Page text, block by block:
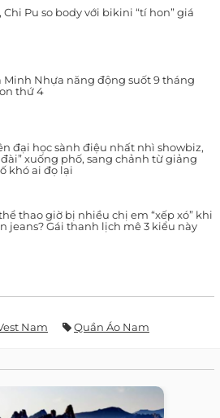
Chi Pu so body với bikini “tí hon” giá
Minh Nhựa năng động suốt 9 tháng
thứ 4
đại học sành điệu nhất nhì showbiz,
đài” xuống phố, sang chảnh từ giảng
khó ai đọ lại
thao giờ bị nhiều chị em “xếp xó” khi
jeans? Gái thanh lịch mê 3 kiểu này
Nam Quần Áo Nam